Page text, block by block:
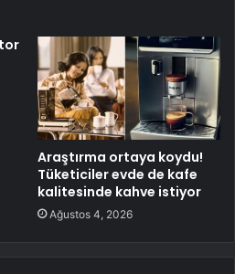
Araştırma ortaya koydu!
Tüketiciler evde de kafe
kalitesinde kahve istiyor
Ağustos 4, 2026